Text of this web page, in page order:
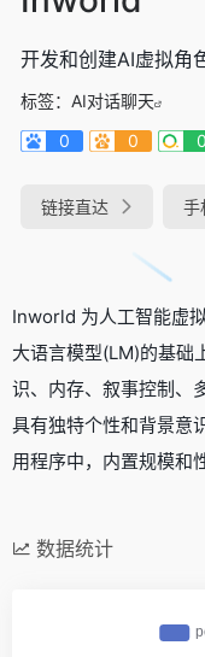
开发和创建AI虚拟角
标签： AI对话聊天
0
0 0
链接直达 手
Inworld 为人工智能虚
大语言模型(LM)的基础
识、内存、叙事控制、
具有独特个性和背景意
用程序中，内置规模和
数据统计